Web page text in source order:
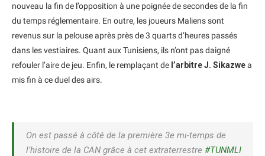
nouveau la fin de l’opposition à une poignée de secondes de la fin
du temps réglementaire. En outre, les joueurs Maliens sont
revenus sur la pelouse après près de 3 quarts d’heures passés
dans les vestiaires. Quant aux Tunisiens, ils n’ont pas daigné
refouler l’aire de jeu. Enfin, le remplaçant de l’arbitre J. Sikazwea
mis fin à ce duel des airs.
On est passé à côté de la première 3e mi-temps de
l’histoire de la CAN grâce à cet extraterrestre #TUNMLI